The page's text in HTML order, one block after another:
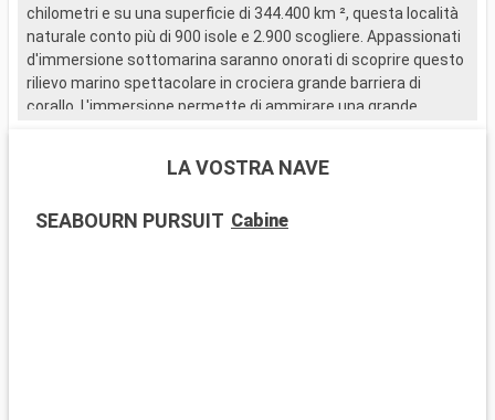
chilometri e su una superficie di 344.400 km ², questa località
naturale conto più di 900 isole e 2.900 scogliere. Appassionati
d'immersione sottomarina saranno onorati di scoprire questo
rilievo marino spettacolare in crociera grande barriera di
corallo. L'immersione permette di ammirare una grande
balene. È possibile scegliere tra varie località d'immersione, di
Fitzroy e di bunker. In scalo di crociere grande barriera di
LA VOSTRA NAVE
SEABOURN PURSUIT Cabine